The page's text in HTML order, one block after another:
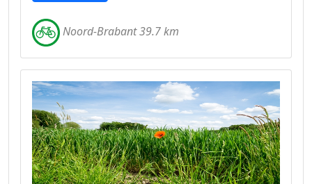
Noord-Brabant 39.7 km